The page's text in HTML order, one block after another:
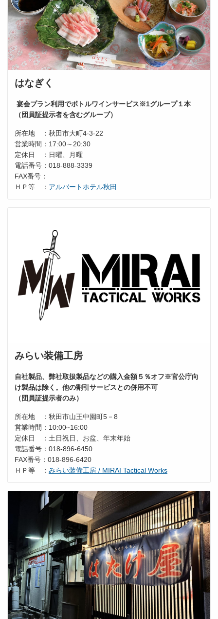
はなぎく
宴会プラン利用でボトルワインサービス※1グループ１本
（団員証提示者を含むグループ）
所在地 ：秋田市大町4-3-22
営業時間：17:00～20:30
定休日 ：日曜、月曜
電話番号：018-888-3339
FAX番号：
ＨＰ等 ： アルバートホテル秋田
みらい装備工房
自社製品、弊社取扱製品などの購入金額５％オフ※官公庁向
け製品は除く。他の割引サービスとの併用不可
（団員証提示者のみ）
所在地 ：秋田市山王中園町5－8
営業時間：10:00~16:00
定休日 ：土日祝日、お盆、年末年始
電話番号：018-896-6450
FAX番号：018-896-6420
ＨＰ等 ： みらい装備工房 / MIRAI Tactical Works